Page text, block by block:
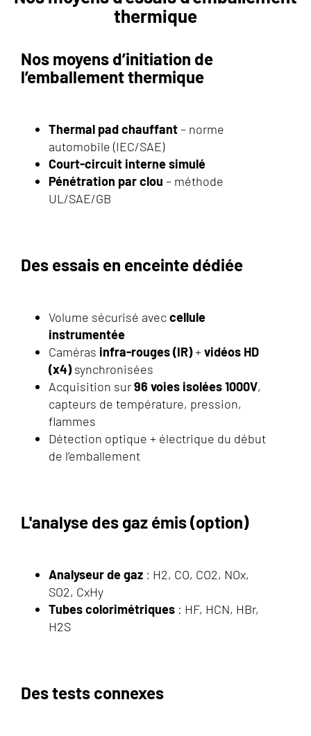
thermique
Nos moyens d’initiation de
l’emballement thermique
Thermal pad chauffant– norme
automobile (IEC/SAE)
Court-circuit interne simulé
Pénétration par clou – méthode
UL/SAE/GB
Des essais en enceinte dédiée
Volume sécurisé aveccellule
instrumentée
Caméras infra-rouges (IR)+vidéos HD
(x4)synchronisées
Acquisition sur96 voies isolées 1000V,
capteurs de température, pression,
flammes
Détection optique + électrique du début
de l’emballement
L'analyse des gaz émis (option)
Analyseur de gaz : H2, CO, CO2, NOx,
SO2, CxHy
Tubes colorimétriques : HF, HCN, HBr,
H2S
Des tests connexes